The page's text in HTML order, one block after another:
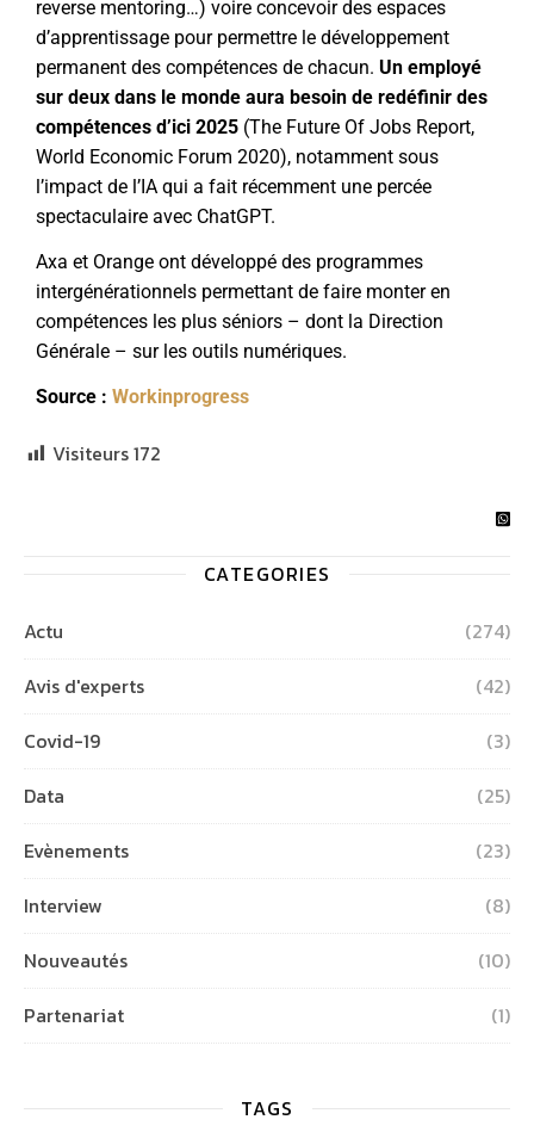
reverse mentoring…) voire concevoir des espaces
d’apprentissage pour permettre le développement
permanent des compétences de chacun. Un employé
sur deux dans le monde aura besoin de redéfinir des
compétences d’ici 2025 (The Future Of Jobs Report,
World Economic Forum 2020), notamment sous
l’impact de l’IA qui a fait récemment une percée
spectaculaire avec ChatGPT.
Axa et Orange ont développé des programmes
intergénérationnels permettant de faire monter en
compétences les plus séniors – dont la Direction
Générale – sur les outils numériques.
Source : Workinprogress
Visiteurs172
CATEGORIES
Actu
(274)
Avis d'experts
(42)
Covid-19
(3)
Data
(25)
Evènements
(23)
Interview
(8)
Nouveautés
(10)
Partenariat
(1)
TAGS